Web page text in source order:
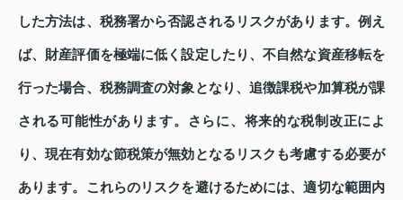
した方法は、税務署から否認されるリスクがあります。例え
ば、財産評価を極端に低く設定したり、不自然な資産移転を
行った場合、税務調査の対象となり、追徴課税や加算税が課
される可能性があります。さらに、将来的な税制改正によ
り、現在有効な節税策が無効となるリスクも考慮する必要が
あります。これらのリスクを避けるためには、適切な範囲内